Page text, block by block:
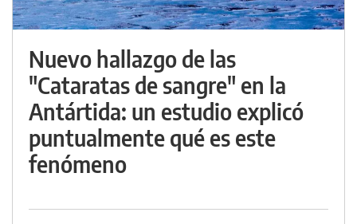
Nuevo hallazgo de las
"Cataratas de sangre" en la
Antártida: un estudio explicó
puntualmente qué es este
fenómeno